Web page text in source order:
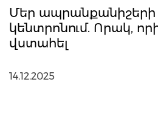
Մեր ապրանքանիշերի
կենտրոնում. Որակ,
վստահել
14.12.2025